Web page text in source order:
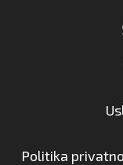
Politika